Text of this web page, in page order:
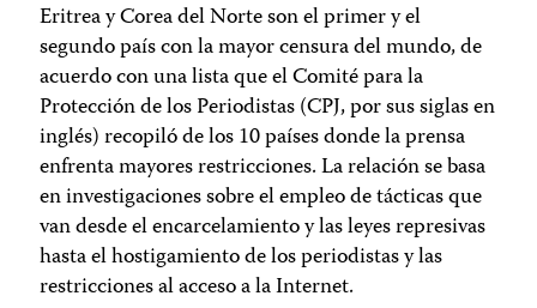
Eritrea y Corea del Norte son el primer y el
segundo país con la mayor censura del mundo, de
acuerdo con una lista que el Comité para la
Protección de los Periodistas (CPJ, por sus siglas en
inglés) recopiló de los 10 países donde la prensa
enfrenta mayores restricciones. La relación se basa
en investigaciones sobre el empleo de tácticas que
van desde el encarcelamiento y las leyes represivas
hasta el hostigamiento de los periodistas y las
restricciones al acceso a la Internet.